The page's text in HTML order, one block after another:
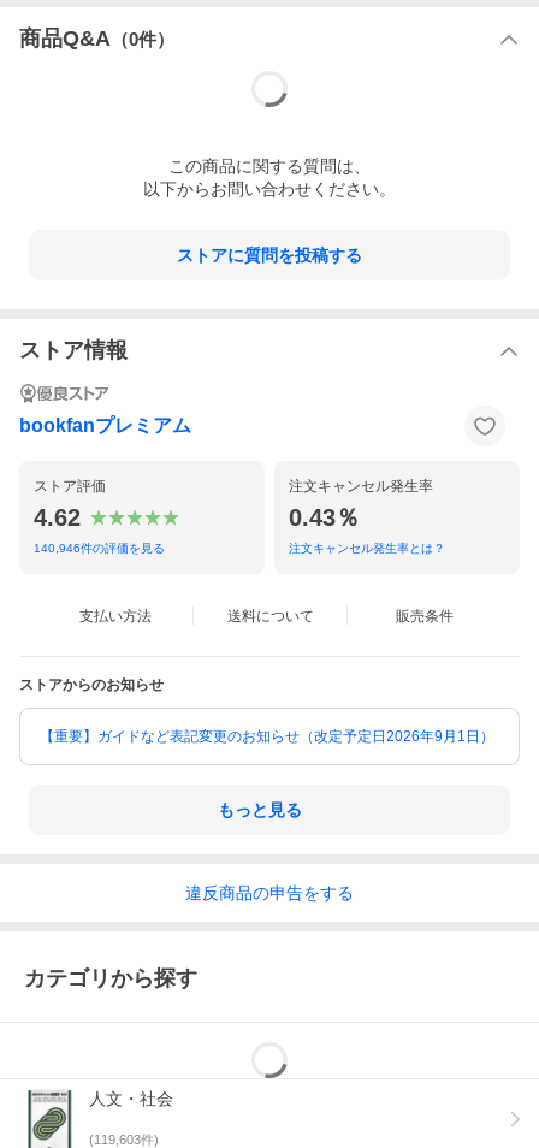
商品Q&A （0件）
この商品に関する質問は、
以下からお問い合わせください。
ストアに質問を投稿する
ストア情報
bookfanプレミアム
ストア評価
4.62
140,946件の評価を見る
注文キャンセル発生率
0.43％
注文キャンセル発生率とは？
支払い方法 送料について 販売条件
ストアからのお知らせ
【重要】ガイドなど表記変更のお知らせ（改定予定日2026年9月1日）
もっと見る
違反商品の申告をする
カテゴリから探す
人文・社会
(119,603件)